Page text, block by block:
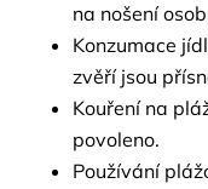
na nošení
Konzumace
zvěří jsou
Kouření na
povoleno.
Používání